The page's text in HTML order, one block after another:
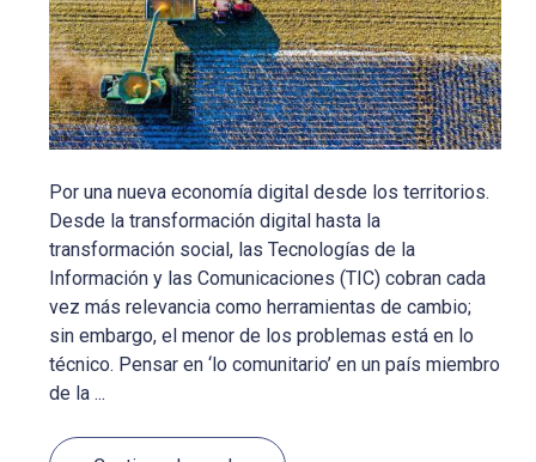
Por una nueva economía digital desde los territorios.
Desde la transformación digital hasta la
transformación social, las Tecnologías de la
Información y las Comunicaciones (TIC) cobran cada
vez más relevancia como herramientas de cambio;
sin embargo, el menor de los problemas está en lo
técnico. Pensar en ‘lo comunitario’ en un país miembro
de la ...